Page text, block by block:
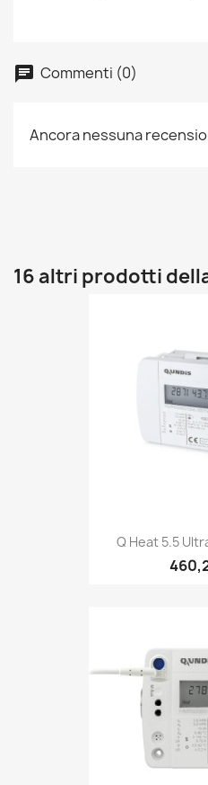
Commenti (0)
Ancora nessuna
16 altri prodotti
Q Heat 5.5